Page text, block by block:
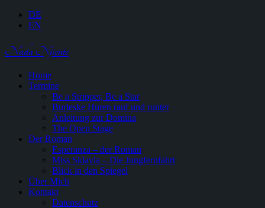
DE
EN
Nada Njiente
Home
Termine
Be a Stripper, Be a Star
Burleske Huren rauf und runter
Anleitung zur Domina
The Open Stage
Der Roman
Esperanza – der Roman
Miss Sklavia – Die Jungfernfahrt
Blick in den Spiegel
Über Mich
Kontakt
Datenschutz